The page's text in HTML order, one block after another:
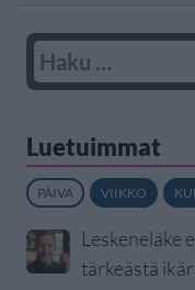
Luetuimmat
PÄIVÄ VIIKKO
Leskeneläke
tärkeästä